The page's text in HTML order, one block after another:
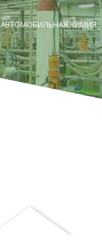
АВТОМОБИЛЬНАЯ ХИМИЯ